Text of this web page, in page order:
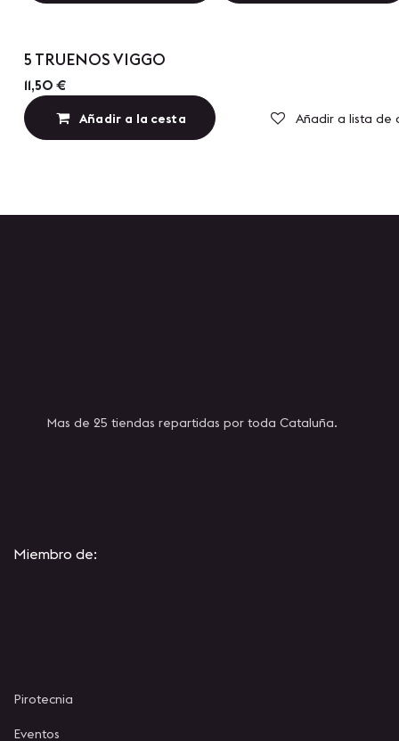
Precio por Cantidad
5 TRUENOS VIGGO
11,50 €
Añadir a la cesta Añadir a lista de
Mas de 25 tiendas repartidas por toda Cataluña.
Miembro de:
Pirotecnia
Eventos